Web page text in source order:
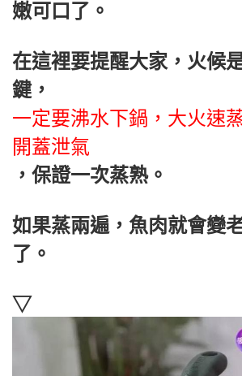
嫩可口了。
在這裡要提醒大家，火候
鍵，
一定要沸水下鍋，大火速
開蓋泄氣
，保證一次蒸熟。
如果蒸兩遍，魚肉就會變
了。
▽